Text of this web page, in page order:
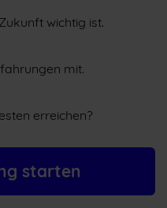
wichtig ist.
mit.
erreichen?
starten